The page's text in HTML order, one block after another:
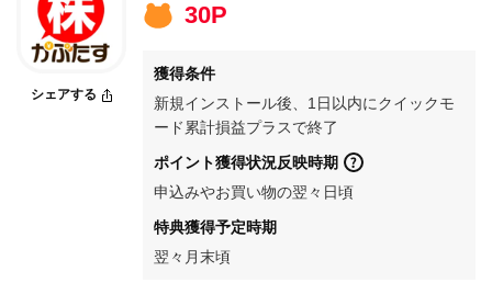
シェアする
30P
獲得条件
新規インストール後、1日以内にクイックモ
ード累計損益プラスで終了
ポイント獲得状況反映時期
申込みやお買い物の翌々日頃
特典獲得予定時期
翌々月末頃